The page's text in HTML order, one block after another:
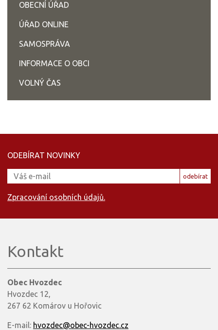
OBECNÍ ÚŘAD
ÚŘAD ONLINE
SAMOSPRÁVA
INFORMACE O OBCI
VOLNÝ ČAS
ODEBÍRAT NOVINKY
odebírat
Zpracování osobních údajů.
Kontakt
Obec Hvozdec
Hvozdec 12,
267 62 Komárov u Hořovic
E-mail: hvozdec@obec-hvozdec.cz